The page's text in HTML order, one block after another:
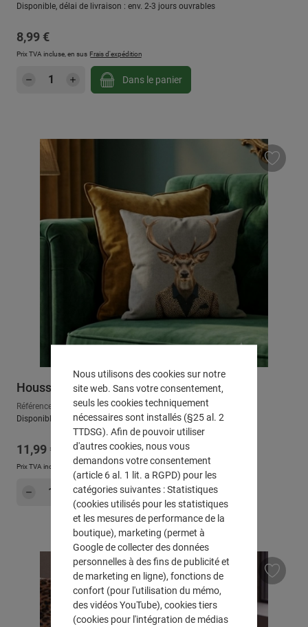
Disponible, délai de livraison : env. 2-3 jours ouvrables
Prix régulier :
8,99 €
Prix TVA incluse, en sus Frais d'expédition
Quantité de produit : Entrez la quantité
Dans le panier
Housse de coussin "Cerf Léo"
Référence : 410037
Disponible, délai de livraison : env. 2-3 jours ouvrables
Prix régulier :
11,99 €
Prix TVA incluse, en sus Frais d'expédition
Quantité de produit : Entrez la quantité
Dans le panier
Nous utilisons des cookies sur notre
site web. Sans votre consentement,
seuls les cookies techniquement
nécessaires sont installés (§25 al. 2
TTDSG). Afin de pouvoir utiliser
d'autres cookies, nous vous
demandons votre consentement
(article 6 al. 1 lit. a RGPD) pour les
catégories suivantes : Statistiques
(cookies utilisés pour les statistiques
et les mesures de performance de la
boutique), marketing (permet à
Google de collecter des données
personnelles à des fins de publicité et
de marketing en ligne), fonctions de
confort (pour l'utilisation du mémo,
des vidéos YouTube), cookies tiers
(cookies pour l'intégration de médias